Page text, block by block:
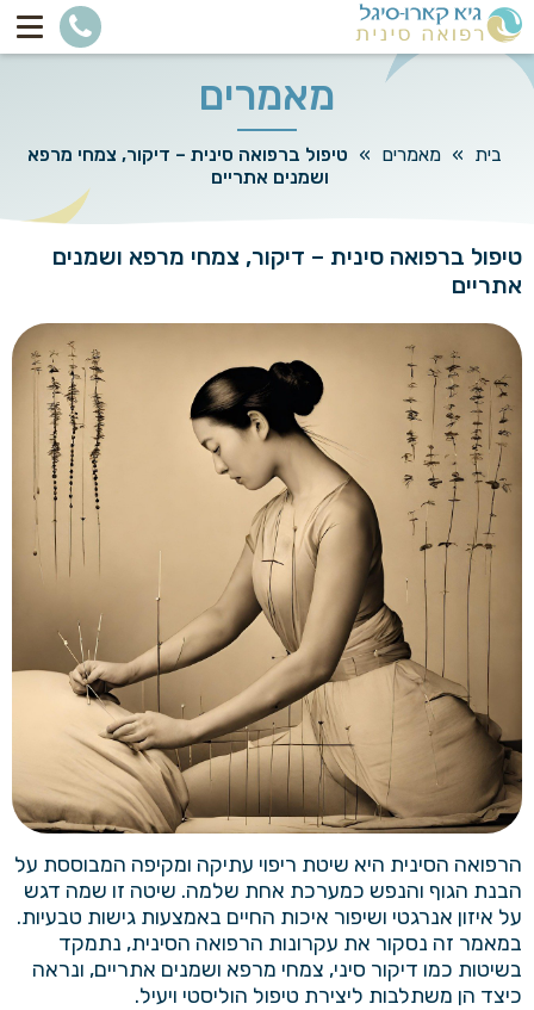
מאמרים
בית » מאמרים » טיפול ברפואה סינית – דיקור, צמחי מרפא
ושמנים אתריים
טיפול ברפואה סינית – דיקור, צמחי מרפא ושמנים
אתריים
הרפואה הסינית היא שיטת ריפוי עתיקה ומקיפה המבוססת על
הבנת הגוף והנפש כמערכת אחת שלמה. שיטה זו שמה דגש
על איזון אנרגטי ושיפור איכות החיים באמצעות גישות טבעיות.
במאמר זה נסקור את עקרונות הרפואה הסינית, נתמקד
בשיטות כמו דיקור סיני, צמחי מרפא ושמנים אתריים, ונראה
כיצד הן משתלבות ליצירת טיפול הוליסטי ויעיל.